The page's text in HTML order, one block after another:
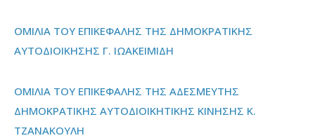
ΟΜΙΛΙΑ ΤΟΥ ΕΠΙΚΕΦΑΛΗΣ ΤΗΣ ΔΗΜΟΚΡΑΤΙΚΗΣ
ΑΥΤΟΔΙΟΙΚΗΣΗΣ Γ. ΙΩΑΚΕΙΜΙΔΗ
ΟΜΙΛΙΑ ΤΟΥ ΕΠΙΚΕΦΑΛΗΣ ΤΗΣ ΑΔΕΣΜΕΥΤΗΣ
ΔΗΜΟΚΡΑΤΙΚΗΣ ΑΥΤΟΔΙΟΙΚΗΤΙΚΗΣ ΚΙΝΗΣΗΣ Κ.
ΤΖΑΝΑΚΟΥΛΗ